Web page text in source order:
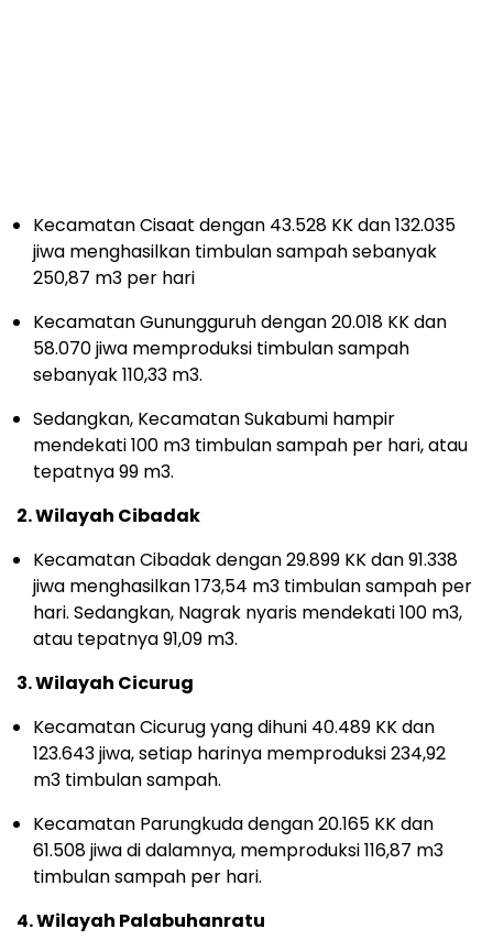
Kecamatan Cisaat dengan 43.528 KK dan 132.035
jiwa menghasilkan timbulan sampah sebanyak
250,87 m3 per hari
Kecamatan Gunungguruh dengan 20.018 KK dan
58.070 jiwa memproduksi timbulan sampah
sebanyak 110,33 m3.
Sedangkan, Kecamatan Sukabumi hampir
mendekati 100 m3 timbulan sampah per hari, atau
tepatnya 99 m3.
2. Wilayah Cibadak
Kecamatan Cibadak dengan 29.899 KK dan 91.338
jiwa menghasilkan 173,54 m3 timbulan sampah per
hari. Sedangkan, Nagrak nyaris mendekati 100 m3,
atau tepatnya 91,09 m3.
3. Wilayah Cicurug
Kecamatan Cicurug yang dihuni 40.489 KK dan
123.643 jiwa, setiap harinya memproduksi 234,92
m3 timbulan sampah.
Kecamatan Parungkuda dengan 20.165 KK dan
61.508 jiwa di dalamnya, memproduksi 116,87 m3
timbulan sampah per hari.
4. Wilayah Palabuhanratu